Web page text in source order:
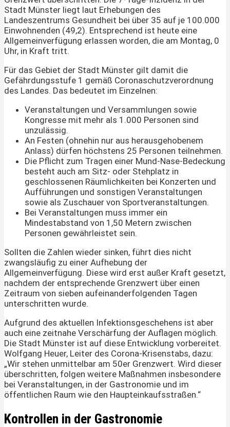
Stadt Münster liegt laut Erhebungen des
Landeszentrums Gesundheit bei über 35 auf je 100.000
Einwohnenden (49,2). Entsprechend ist heute eine
Allgemeinverfügung erlassen worden, die am Montag, 0
Uhr, in Kraft tritt.
Für das Gebiet der Stadt Münster gilt damit die
Gefährdungsstufe 1 gemäß Coronaschutzverordnung
des Landes. Das bedeutet im Einzelnen:
Veranstaltungen und Versammlungen sowie
Kongresse mit mehr als 1.000 Personen sind
unzulässig.
An Festen (ohnehin nur aus herausgehobenem
Anlass) dürfen höchstens 25 Personen teilnehmen.
Die Pflicht zum Tragen einer Mund-Nase-Bedeckung
besteht auch am Sitz- oder Stehplatz in
geschlossenen Räumlichkeiten bei Konzerten und
Aufführungen und sonstigen Veranstaltungen
sowie als Zuschauer von Sportveranstaltungen.
Bei Veranstaltungen muss immer ein
Mindestabstand von 1,50 Metern zwischen
Personen gewährleistet sein.
Sollten die Zahlen wieder sinken, führt dies nicht
zwangsläufig zu einer Aufhebung der
Allgemeinverfügung. Diese wird erst außer Kraft gesetzt,
nachdem der entsprechende Grenzwert über einen
Zeitraum von sieben aufeinanderfolgenden Tagen
unterschritten wurde.
Aufgrund des aktuellen Infektionsgeschehens ist aber
auch eine zeitnahe Verschärfung der Auflagen möglich.
Die Stadt Münster ist auf diese Entwicklung vorbereitet.
Wolfgang Heuer, Leiter des Corona-Krisenstabs, dazu:
„Wir stehen unmittelbar am 50er Grenzwert. Wird dieser
überschritten, folgen weitere Maßnahmen insbesondere
bei Veranstaltungen, in der Gastronomie und im
öffentlichen Raum wie den Haupteinkaufsstraßen.“
Kontrollen in der Gastronomie